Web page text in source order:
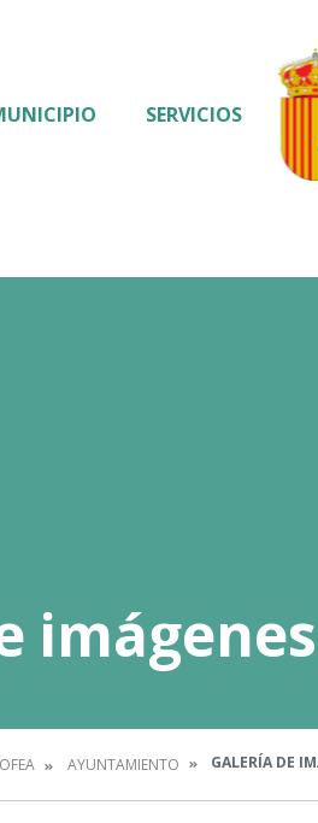
SERVICIOS
imágenes
AYUNTAMIENTO GALERÍA DE